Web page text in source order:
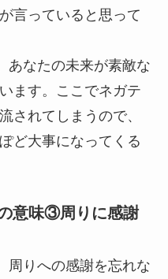
言っていると思って
あなたの未来が素敵な
ます。ここでネガテ
されてしまうので、
ど大事になってくる
意味③周りに感謝
周りへの感謝を忘れな